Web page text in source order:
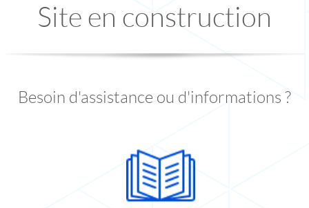
Site en construction
Besoin d'assistance ou d'informations ?